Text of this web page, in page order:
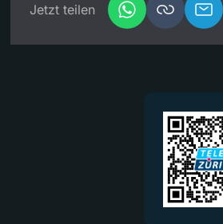
Jetzt teilen